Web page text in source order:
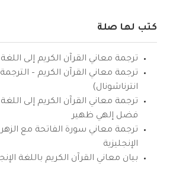
كتب لها صلة
ترجمة معاني القرآن الكريم إلى اللغة
ترجمة معاني القرآن الكريم –
انترناشونال)
ترجمة معاني القرآن الكريم إلى
فضل إلهي ظهير
ترجمة معاني سورة الفاتحة مع
الإنجليزية
بيان معاني القرآن الكريم باللغة